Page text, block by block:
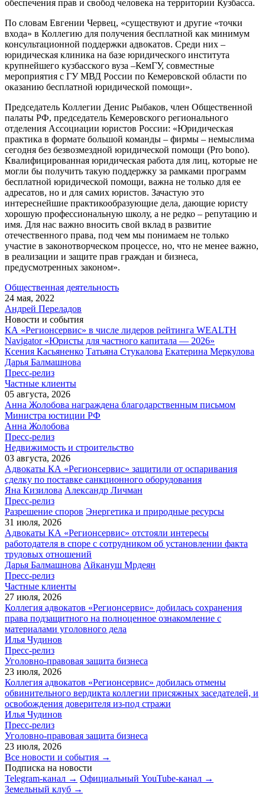
обеспечения прав и свобод человека на территории Кузбасса.
По словам Евгении Червец, «существуют и другие «точки
входа» в Коллегию для получения бесплатной как минимум
консультационной поддержки адвокатов. Среди них –
юридическая клиника на базе юридического института
крупнейшего кузбасского вуза –КемГУ, совместные
мероприятия с ГУ МВД России по Кемеровской области по
оказанию бесплатной юридической помощи».
Председатель Коллегии Денис Рыбаков, член Общественной
палаты РФ, председатель Кемеровского регионального
отделения Ассоциации юристов России: «Юридическая
практика в формате большой команды – фирмы – немыслима
сегодня без безвозмездной юридической помощи (Pro bono).
Квалифицированная юридическая работа для лиц, которые не
могли бы получить такую поддержку за рамками программ
бесплатной юридической помощи, важна не только для ее
адресатов, но и для самих юристов. Зачастую это
интереснейшие практикообразующие дела, дающие юристу
хорошую профессиональную школу, а не редко – репутацию и
имя. Для нас важно вносить свой вклад в развитие
отечественного права, под чем мы понимаем не только
участие в законотворческом процессе, но, что не менее важно,
в реализации и защите прав граждан и бизнеса,
предусмотренных законом».
Общественная деятельность
24 мая, 2022
Андрей Переладов
Новости и события
КА «Регионсервис» в числе лидеров рейтинга WEALTH
Navigator «Юристы для частного капитала — 2026»
Ксения Касьяненко Татьяна Стукалова Екатерина Меркулова
Дарья Балмашнова
Пресс-релиз
Частные клиенты
05 августа, 2026
Анна Жолобова награждена благодарственным письмом
Министра юстиции РФ
Анна Жолобова
Пресс-релиз
Недвижимость и строительство
03 августа, 2026
Адвокаты КА «Регионсервис» защитили от оспаривания
сделку по поставке санкционного оборудования
Яна Кизилова Александр Личман
Пресс-релиз
Разрешение споров Энергетика и природные ресурсы
31 июля, 2026
Адвокаты КА «Регионсервис» отстояли интересы
работодателя в споре с сотрудником об установлении факта
трудовых отношений
Дарья Балмашнова Айкануш Мрдеян
Пресс-релиз
Частные клиенты
27 июля, 2026
Коллегия адвокатов «Регионсервис» добилась сохранения
права подзащитного на полноценное ознакомление с
материалами уголовного дела
Илья Чудинов
Пресс-релиз
Уголовно-правовая защита бизнеса
23 июля, 2026
Коллегия адвокатов «Регионсервис» добилась отмены
обвинительного вердикта коллегии присяжных заседателей, и
освобождения доверителя из-под стражи
Илья Чудинов
Пресс-релиз
Уголовно-правовая защита бизнеса
23 июля, 2026
Все новости и события →
Подписка на новости
Telegram-канал → Официальный YouTube-канал →
Земельный клуб →